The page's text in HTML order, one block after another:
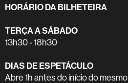
HORÁRIO DA BILHETEIRA
TERÇA A SÁBADO
13h30 - 18h30
DIAS DE ESPETÁCULO
Abre 1h antes do início do mesmo